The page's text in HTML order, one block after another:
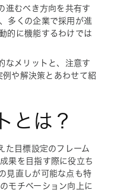
進むべき方向を共有す
多くの企業で採用が進
的に機能するわけでは
なメリットと、注意す
や解決策とあわせて紹
とは？
た目標設定のフレーム
果を目指す際に役立ち
見直しが可能な点も特
モチベーション向上に